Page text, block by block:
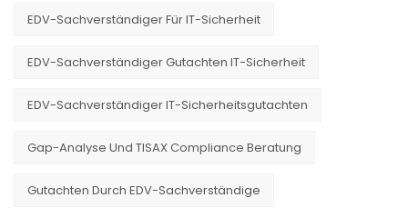
EDV-Sachverständiger Für IT-Sicherheit
EDV-Sachverständiger Gutachten IT-Sicherheit
EDV-Sachverständiger IT-Sicherheitsgutachten
Gap-Analyse Und TISAX Compliance Beratung
Gutachten Durch EDV-Sachverständige